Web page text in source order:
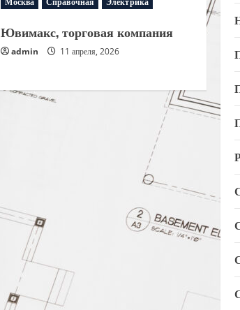
Ювимакс, торговая компания
admin 11 апреля, 2026